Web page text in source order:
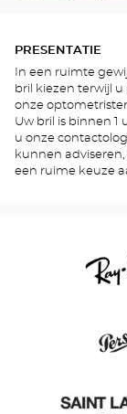
PRESENTATIE
In een ruimte
bril kiezen terwijl
onze
Uw bril is binnen 1
u onze
kunnen
een ruime keuze